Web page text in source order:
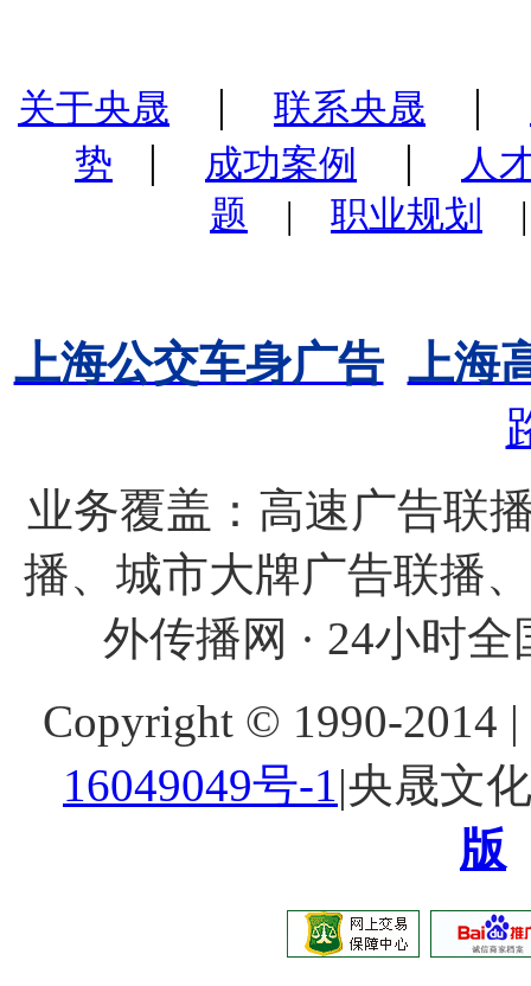
关于央晟 | 联系央晟 |
势
| 成功案例 |
人
题 | 职业规划
上海公交车身广告 上海
业务覆盖：高速广告联
播、城市大牌广告联播
外传播网 · 24小时
Copyright © 1990-2014
16049049号-1|央晟文
版